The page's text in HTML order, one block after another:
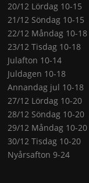
20/12 Lördag 10-15
21/12 Söndag 10-15
22/12 Måndag 10-18
23/12 Tisdag 10-18
Julafton 10-14
Juldagen 10-18
Annandag jul 10-18
27/12 Lördag 10-20
28/12 Söndag 10-20
29/12 Måndag 10-20
30/12 Tisdag 10-20
Nyårsafton 9-24